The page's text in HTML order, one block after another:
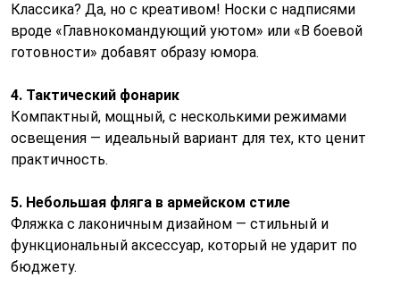
Классика? Да, но с креативом! Носки с надписями
вроде «Главнокомандующий уютом» или «В боевой
готовности» добавят образу юмора.
4. Тактический фонарик
Компактный, мощный, с несколькими режимами
освещения — идеальный вариант для тех, кто ценит
практичность.
5. Небольшая фляга в армейском стиле
Фляжка с лаконичным дизайном — стильный и
функциональный аксессуар, который не ударит по
бюджету.